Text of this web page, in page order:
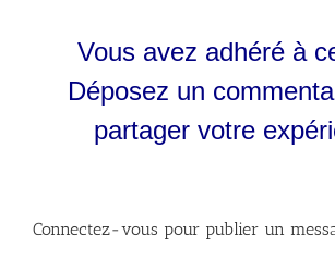
Vous avez adhéré à
Déposez un
partager votre
Connectez-vous pour publier un